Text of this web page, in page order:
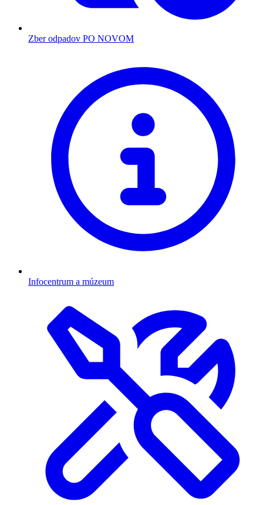
Zber odpadov PO NOVOM
Infocentrum a múzeum